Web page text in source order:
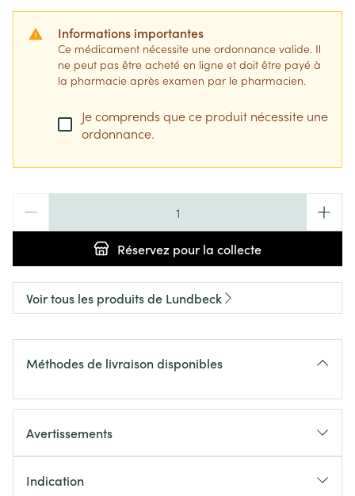
Informations importantes
Ce médicament nécessite une ordonnance valide. Il
ne peut pas être acheté en ligne et doit être payé à
la pharmacie après examen par le pharmacien.
Je comprends que ce produit nécessite une
ordonnance.
Réservez pour la collecte
Voir tous les produits de Lundbeck
Méthodes de livraison disponibles
Avertissements
Indication